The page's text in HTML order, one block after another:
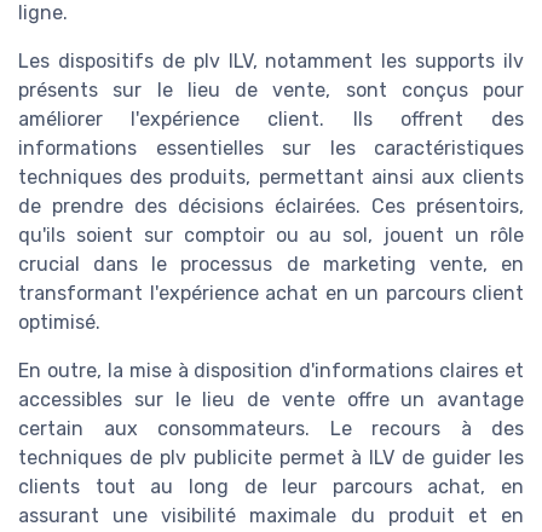
ligne.
Les dispositifs de plv ILV, notamment les supports ilv
présents sur le lieu de vente, sont conçus pour
améliorer l'expérience client. Ils offrent des
informations essentielles sur les caractéristiques
techniques des produits, permettant ainsi aux clients
de prendre des décisions éclairées. Ces présentoirs,
qu'ils soient sur comptoir ou au sol, jouent un rôle
crucial dans le processus de marketing vente, en
transformant l'expérience achat en un parcours client
optimisé.
En outre, la mise à disposition d'informations claires et
accessibles sur le lieu de vente offre un avantage
certain aux consommateurs. Le recours à des
techniques de plv publicite permet à ILV de guider les
clients tout au long de leur parcours achat, en
assurant une visibilité maximale du produit et en